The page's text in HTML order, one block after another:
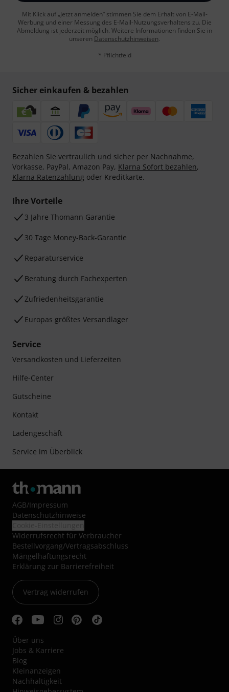
Mit Klick auf „Jetzt anmelden“ stimmen Sie dem Erhalt von E-Mail-
Werbung und einer Messung des E-Mail-Nutzungsverhaltens zu. Die
Abmeldung ist jederzeit möglich. Weitere Informationen finden Sie in
unseren Datenschutzhinweisen.
* Pflichtfeld
Sicher einkaufen & bezahlen
Bezahlen Sie vertraulich und sicher per Nachnahme,
Vorkasse, PayPal, Amazon Pay, Klarna Sofort bezahlen,
Klarna Ratenzahlung oder Kreditkarte.
Ihre Vorteile
3 Jahre Thomann Garantie
30 Tage Money-Back-Garantie
Reparaturservice
Beratung durch Fachexperten
Zufriedenheitsgarantie
Europas größtes Versandlager
Service
Versandkosten und Lieferzeiten
Hilfe-Center
Gutscheine
Kontakt
Ladengeschäft
Service im Überblick
AGB/Impressum
Datenschutzhinweise
Widerrufsrecht für Verbraucher
Bestellvorgang/Vertragsabschluss
Mängelhaftungsrecht
Erklärung zur Barrierefreiheit
Vertrag widerrufen
Über uns
Jobs & Karriere
Blog
Kleinanzeigen
Nachhaltigkeit